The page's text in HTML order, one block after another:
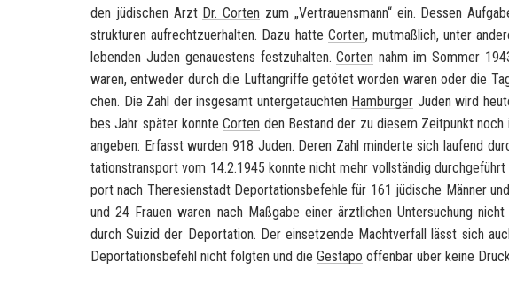
den jü­di­schen Arzt Dr. Cor­ten zum „Ver­trau­ens­mann“ ein. Des­sen
struk­tu­ren auf­recht­zu­er­hal­ten. Dazu hatte Cor­ten, mut­maß­lich, unter
le­ben­den Juden ge­nau­es­tens fest­zu­hal­ten.Cor­ten nahm im Som­mer
waren, ent­we­der durch die Luft­an­grif­fe ge­tö­tet wor­den waren oder die
chen. Die Zahl der ins­ge­samt un­ter­ge­tauch­ten Ham­bur­ger Juden wird
bes Jahr spä­ter konn­teCor­ten den Be­stand der zu die­sem Zeit­punkt noch
an­ge­ben: Er­fasst wur­den 918 Juden. Deren Zahl min­der­te sich lau­fend
ta­ti­ons­trans­port vom 14.2.1945 konn­te nicht mehr voll­stän­dig
port nach The­re­si­en­stadtDe­por­ta­ti­ons­be­feh­le für 161 jü­di­sche Män­ner
und 24 Frau­en waren nach Maß­ga­be einer ärzt­li­chen Un­ter­su­chung
durch Sui­zid der De­por­ta­ti­on. Der ein­set­zen­de Macht­ver­fall lässt sich
De­por­ta­ti­ons­be­fehl nicht folg­ten und die Ge­sta­po of­fen­bar über keine